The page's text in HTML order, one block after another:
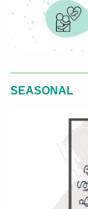
SEASONAL